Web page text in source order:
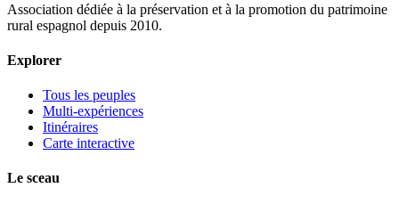
Association dédiée à la préservation et à la promotion du patrimoine
rural espagnol depuis 2010.
Explorer
Tous les peuples
Multi-expériences
Itinéraires
Carte interactive
Le sceau